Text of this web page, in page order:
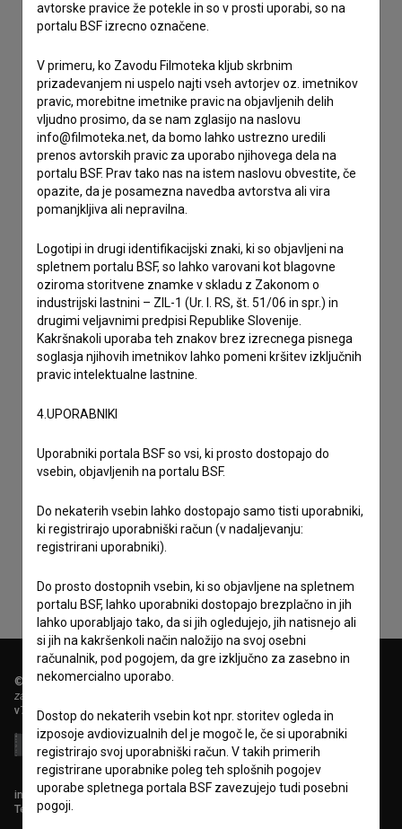
imam vprašanje
želim dodati podatke
drugo
Sprejemam splošne pogoje in dajem soglasje
za
zbiranje, hrambo in obdelavo osebnih podatkov.
© 2018-2026, Filmoteka,
zavod za širjenje filmske kulture
v7.151.0
info@filmoteka.si
Tehnična pomoč: podpora@bsf.si
avtorske pravice že potekle in so v prosti uporabi, so na
portalu BSF izrecno označene.
V primeru, ko Zavodu Filmoteka kljub skrbnim
prizadevanjem ni uspelo najti vseh avtorjev oz. imetnikov
pravic, morebitne imetnike pravic na objavljenih delih
vljudno prosimo, da se nam zglasijo na naslovu
info@filmoteka.net, da bomo lahko ustrezno uredili
prenos avtorskih pravic za uporabo njihovega dela na
portalu BSF. Prav tako nas na istem naslovu obvestite, če
opazite, da je posamezna navedba avtorstva ali vira
pomanjkljiva ali nepravilna.
Logotipi in drugi identifikacijski znaki, ki so objavljeni na
spletnem portalu BSF, so lahko varovani kot blagovne
oziroma storitvene znamke v skladu z Zakonom o
industrijski lastnini – ZIL-1 (Ur. l. RS, št. 51/06 in spr.) in
drugimi veljavnimi predpisi Republike Slovenije.
Kakršnakoli uporaba teh znakov brez izrecnega pisnega
soglasja njihovih imetnikov lahko pomeni kršitev izključnih
pravic intelektualne lastnine.
4.UPORABNIKI
Uporabniki portala BSF so vsi, ki prosto dostopajo do
vsebin, objavljenih na portalu BSF.
Do nekaterih vsebin lahko dostopajo samo tisti uporabniki,
ki registrirajo uporabniški račun (v nadaljevanju:
registrirani uporabniki).
Do prosto dostopnih vsebin, ki so objavljene na spletnem
portalu BSF, lahko uporabniki dostopajo brezplačno in jih
lahko uporabljajo tako, da si jih ogledujejo, jih natisnejo ali
si jih na kakršenkoli način naložijo na svoj osebni
računalnik, pod pogojem, da gre izključno za zasebno in
nekomercialno uporabo.
Dostop do nekaterih vsebin kot npr. storitev ogleda in
izposoje avdiovizualnih del je mogoč le, če si uporabniki
registrirajo svoj uporabniški račun. V takih primerih
registrirane uporabnike poleg teh splošnih pogojev
uporabe spletnega portala BSF zavezujejo tudi posebni
pogoji.